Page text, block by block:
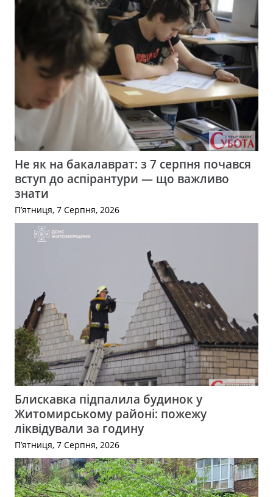
Не як на бакалаврат: з 7 серпня почався
вступ до аспірантури — що важливо
знати
П’ятниця, 7 Серпня, 2026
Блискавка підпалила будинок у
Житомирському районі: пожежу
ліквідували за годину
П’ятниця, 7 Серпня, 2026